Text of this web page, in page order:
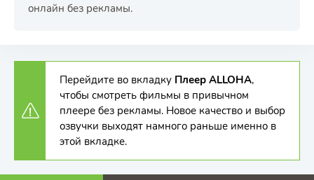
онлайн без рекламы.
Перейдите во вкладку Плеер ALLOHA,
чтобы смотреть фильмы в привычном
плеере без рекламы. Новое качество и выбор
озвучки выходят намного раньше именно в
этой вкладке.